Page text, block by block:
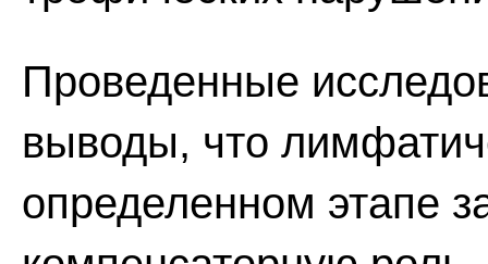
Проведенные
выводы, что
определенном этапе